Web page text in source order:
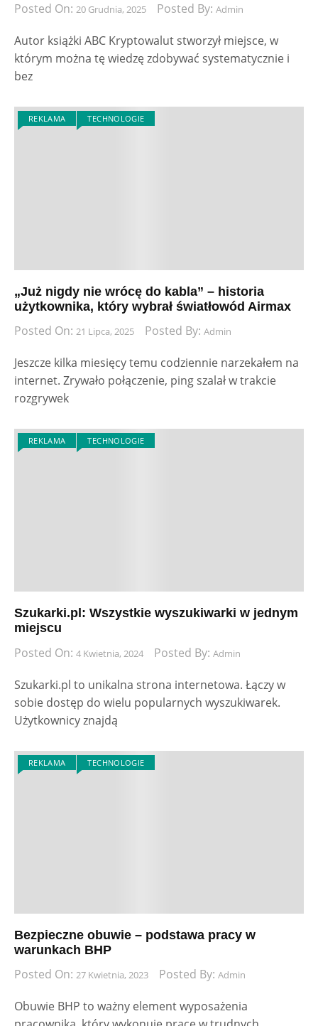
Posted On: 20 Grudnia, 2025 Posted By: Admin
Autor książki ABC Kryptowalut stworzył miejsce, w
którym można tę wiedzę zdobywać systematycznie i
bez
REKLAMA TECHNOLOGIE
„Już nigdy nie wrócę do kabla” – historia
użytkownika, który wybrał światłowód Airmax
Posted On: 21 Lipca, 2025 Posted By: Admin
Jeszcze kilka miesięcy temu codziennie narzekałem na
internet. Zrywało połączenie, ping szalał w trakcie
rozgrywek
REKLAMA TECHNOLOGIE
Szukarki.pl: Wszystkie wyszukiwarki w jednym
miejscu
Posted On: 4 Kwietnia, 2024 Posted By: Admin
Szukarki.pl to unikalna strona internetowa. Łączy w
sobie dostęp do wielu popularnych wyszukiwarek.
Użytkownicy znajdą
REKLAMA TECHNOLOGIE
Bezpieczne obuwie – podstawa pracy w
warunkach BHP
Posted On: 27 Kwietnia, 2023 Posted By: Admin
Obuwie BHP to ważny element wyposażenia